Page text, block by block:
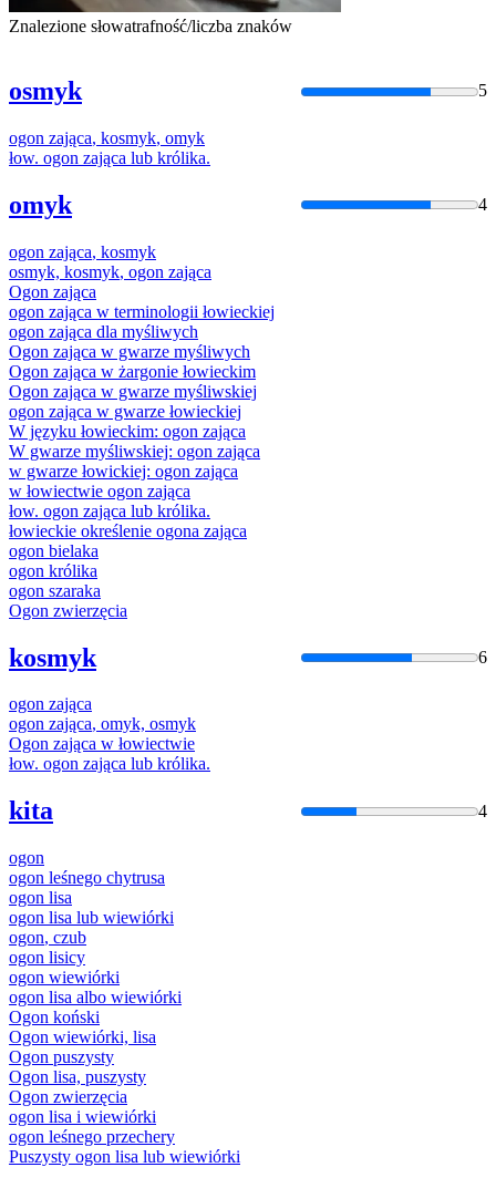
Znalezione słowatrafność/liczba znaków
osmyk 5
ogon zająca, kosmyk, omyk
łow. ogon zająca lub królika.
omyk 4
ogon zająca, kosmyk
osmyk, kosmyk, ogon zająca
Ogon zająca
ogon zająca w terminologii łowieckiej
ogon zająca dla myśliwych
Ogon zająca w gwarze myśliwych
Ogon zająca w żargonie łowieckim
Ogon zająca w gwarze myśliwskiej
ogon zająca w gwarze łowieckiej
W języku łowieckim: ogon zająca
W gwarze myśliwskiej: ogon zająca
w gwarze łowickiej: ogon zająca
w łowiectwie ogon zająca
łow. ogon zająca lub królika.
łowieckie określenie ogona zająca
ogon bielaka
ogon królika
ogon szaraka
Ogon zwierzęcia
kosmyk 6
ogon zająca
ogon zająca, omyk, osmyk
Ogon zająca w łowiectwie
łow. ogon zająca lub królika.
kita 4
ogon
ogon leśnego chytrusa
ogon lisa
ogon lisa lub wiewiórki
ogon, czub
ogon lisicy
ogon wiewiórki
ogon lisa albo wiewiórki
Ogon koński
Ogon wiewiórki, lisa
Ogon puszysty
Ogon lisa, puszysty
Ogon zwierzęcia
ogon lisa i wiewiórki
ogon leśnego przechery
Puszysty ogon lisa lub wiewiórki